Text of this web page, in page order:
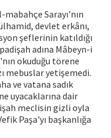
Sarayı'nın
devlet erkânı,
şeflerinin katıldığı
adına Mâbeyn-i
okuduğu törene
mebuslar yetişemedi.
ve vatana sadık
uyacaklarına dair
meclisin gizli oyla
Paşa'yı başkanlığa